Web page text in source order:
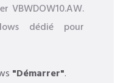
VBWDOW10.AW.
dédié pour
"Démarrer".